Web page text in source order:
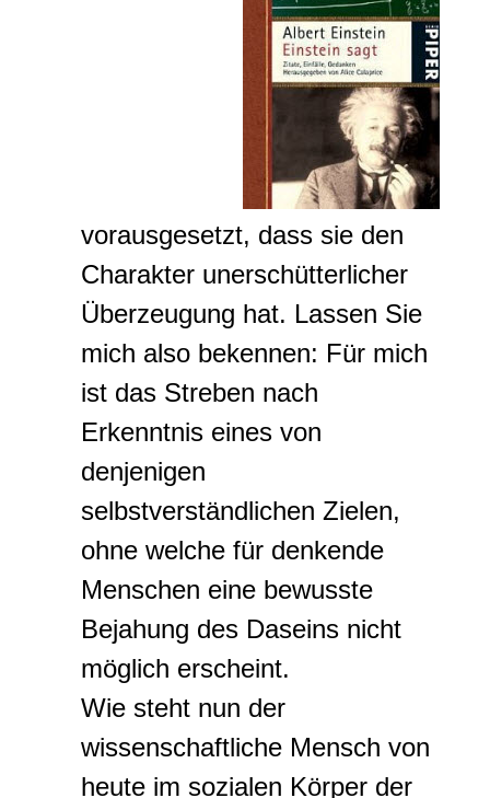
vorausgesetzt, dass sie den
Charakter unerschütterlicher
Überzeugung hat. Lassen Sie
mich also bekennen: Für mich
ist das Streben nach
Erkenntnis eines von
denjenigen
selbstverständlichen Zielen,
ohne welche für denkende
Menschen eine bewusste
Bejahung des Daseins nicht
möglich erscheint.
Wie steht nun der
wissenschaftliche Mensch von
heute im sozialen Körper der